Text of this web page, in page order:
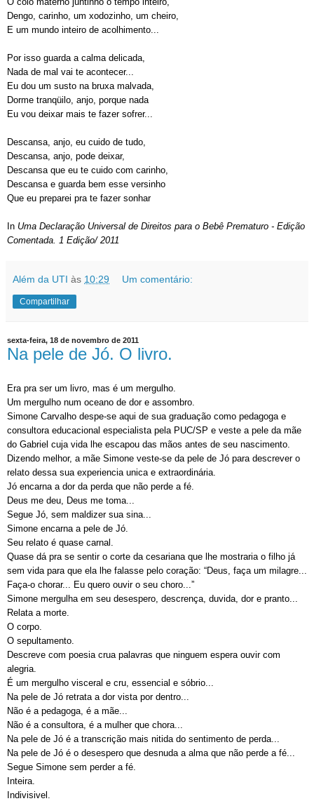
Dengo, carinho, um xodozinho, um cheiro,
E um mundo inteiro de acolhimento...
Por isso guarda a calma delicada,
Nada de mal vai te acontecer...
Eu dou um susto na bruxa malvada,
Dorme tranqüilo, anjo, porque nada
Eu vou deixar mais te fazer sofrer...
Descansa, anjo, eu cuido de tudo,
Descansa, anjo, pode deixar,
Descansa que eu te cuido com carinho,
Descansa e guarda bem esse versinho
Que eu preparei pra te fazer sonhar
In Uma Declaração Universal de Direitos para o Bebê Prematuro - Edição
Comentada. 1 Edição/ 2011
Além da UTI às 10:29 Um comentário:
Compartilhar
sexta-feira, 18 de novembro de 2011
Na pele de Jó. O livro.
Era pra ser um livro, mas é um mergulho.
Um mergulho num oceano de dor e assombro.
Simone Carvalho despe-se aqui de sua graduação como pedagoga e
consultora educacional especialista pela PUC/SP e veste a pele da mãe
do Gabriel cuja vida lhe escapou das mãos antes de seu nascimento.
Dizendo melhor, a mãe Simone veste-se da pele de Jó para descrever o
relato dessa sua experiencia unica e extraordinária.
Jó encarna a dor da perda que não perde a fé.
Deus me deu, Deus me toma...
Segue Jó, sem maldizer sua sina...
Simone encarna a pele de Jó.
Seu relato é quase carnal.
Quase dá pra se sentir o corte da cesariana que lhe mostraria o filho já
sem vida para que ela lhe falasse pelo coração: “Deus, faça um milagre...
Faça-o chorar... Eu quero ouvir o seu choro...”
Simone mergulha em seu desespero, descrença, duvida, dor e pranto...
Relata a morte.
O corpo.
O sepultamento.
Descreve com poesia crua palavras que ninguem espera ouvir com
alegria.
É um mergulho visceral e cru, essencial e sóbrio...
Na pele de Jó retrata a dor vista por dentro...
Não é a pedagoga, é a mãe...
Não é a consultora, é a mulher que chora...
Na pele de Jó é a transcrição mais nitida do sentimento de perda...
Na pele de Jó é o desespero que desnuda a alma que não perde a fé...
Segue Simone sem perder a fé.
Inteira.
Indivisivel.